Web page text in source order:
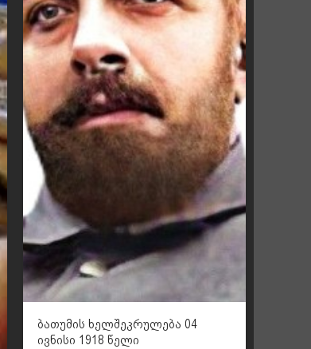
ბათუმის ხელშეკრულება 04
ივნისი 1918 წელი